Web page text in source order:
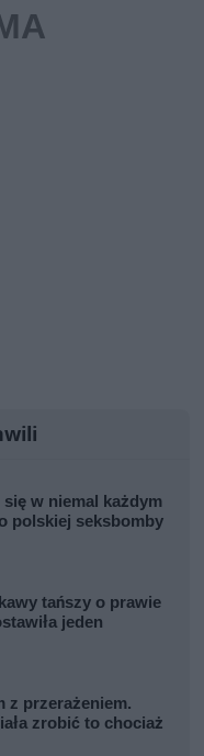
w niemal każdym
polskiej seksbomby
tańszy o prawie
jeden
z przerażeniem.
zrobić to chociaż